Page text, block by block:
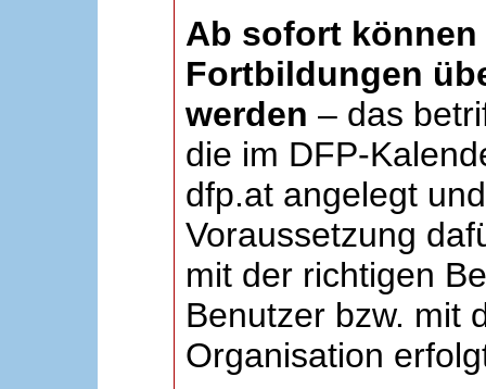
Ab sofort können
Fortbildungen
werden – das
die im DFP-
dfp.at angelegt
Voraussetzung
mit der richtigen
Benutzer bzw. mit
Organisation